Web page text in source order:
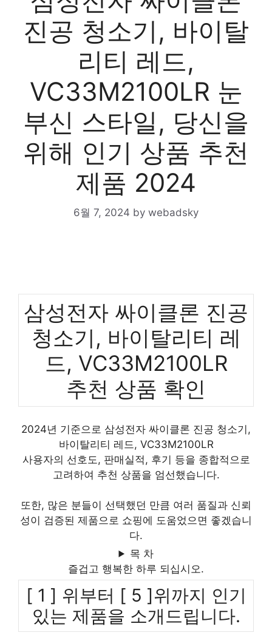
진공 청소기, 바이탈
리티 레드,
VC33M2100LR 눈
부신 스타일, 당신을
위해 인기 상품 추천
제품 2024
6월 7, 2024 by webadsky
삼성전자 싸이클론 진공
청소기, 바이탈리티 레
드, VC33M2100LR
추천 상품 확인
2024년 기준으로 삼성전자 싸이클론 진공 청소기,
바이탈리티 레드, VC33M2100LR
사용자의 선호도, 판매실적, 후기 등을 종합적으로
고려하여 추천 상품을 엄선했습니다.
또한, 많은 분들이 선택했던 만큼 여러 품질과 신뢰
성이 검증된 제품으로 쇼핑에 도움었으면 좋겠습니
다.
목 차
즐겁고 행복한 하루 되십시오.
[ 1 ] 위부터 [ 5 ]위까지 인기
있는 제품을 소개드립니다.